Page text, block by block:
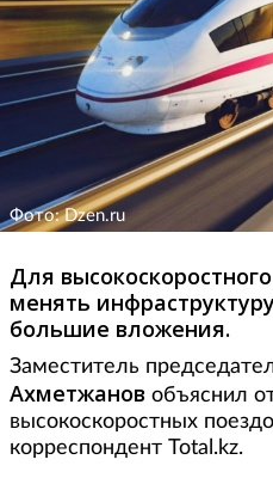
Фото: Dzen.ru
Для
менять
большие вложения.
Заместитель
Ахметжанов объяснил
высокоскоростных
корреспондент Total.kz.